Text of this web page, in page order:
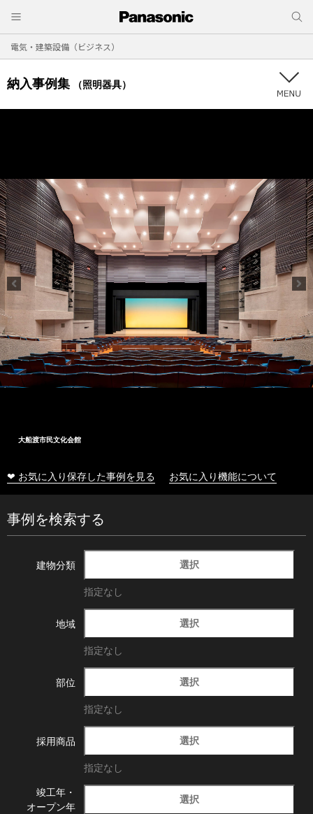
電気・建築設備（ビジネス）
納入事例集 （照明器具）
大船渡市民文化会館
❤ お気に入り保存した事例を見る お気に入り機能について
事例を検索する
建物分類 選択
指定なし
地域 選択
指定なし
部位 選択
指定なし
採用商品 選択
指定なし
竣工年・
オープン年
選択